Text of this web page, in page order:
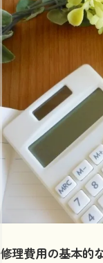
修理費用の基本的